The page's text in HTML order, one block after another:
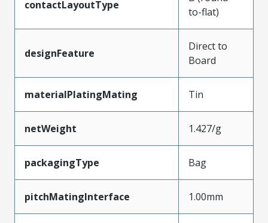
contactLayoutType
to-flat)
designFeature
Direct to
Board
materialPlatingMating Tin
netWeight 1.427/g
packagingType Bag
pitchMatingInterface 1.00mm